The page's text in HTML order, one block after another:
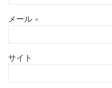
メール ※
サイト